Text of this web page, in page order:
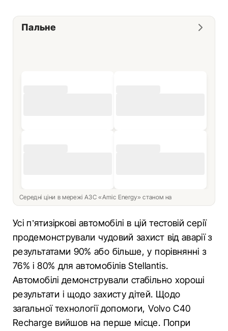
Пальне
Середні ціни в мережі АЗС «Amic Energy» станом на
Усі п’ятизіркові автомобілі в цій тестовій серії
продемонстрували чудовий захист від аварії з
результатами 90% або більше, у порівнянні з
76% і 80% для автомобілів Stellantis.
Автомобілі демонстрували стабільно хороші
результати і щодо захисту дітей. Щодо
загальної технології допомоги, Volvo C40
Recharge вийшов на перше місце. Попри